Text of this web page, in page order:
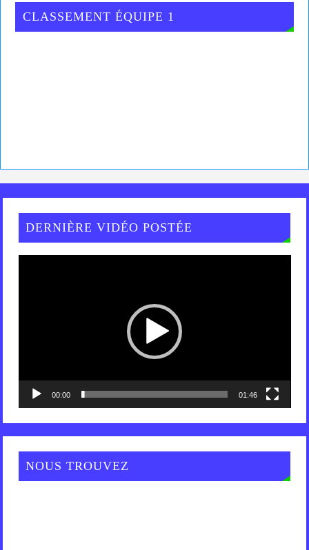
CLASSEMENT ÉQUIPE 1
DERNIÈRE VIDÉO POSTÉE
00:00 01:46
NOUS TROUVEZ